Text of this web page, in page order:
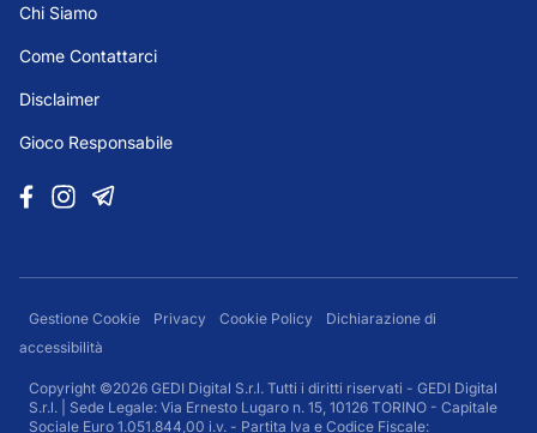
Chi Siamo
Come Contattarci
Disclaimer
Gioco Responsabile
Gestione Cookie Privacy Cookie Policy
Dichiarazione di
accessibilità
Copyright ©2026 GEDI Digital S.r.l. Tutti i diritti riservati - GEDI Digital
S.r.l. | Sede Legale: Via Ernesto Lugaro n. 15, 10126 TORINO - Capitale
Sociale Euro 1.051.844,00 i.v. - Partita Iva e Codice Fiscale: